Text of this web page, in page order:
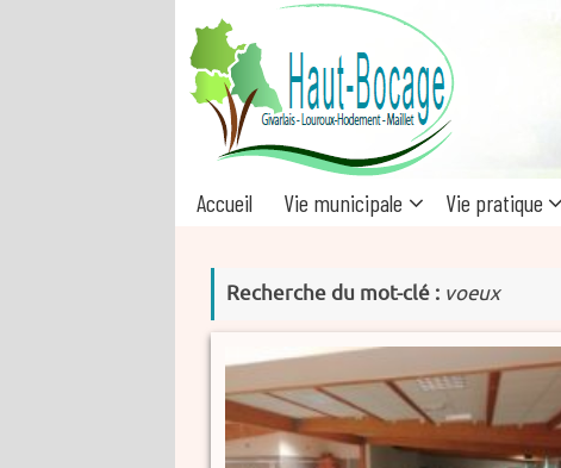
Accueil Vie municipale Vie pratique
Recherche du mot-clé : voeux